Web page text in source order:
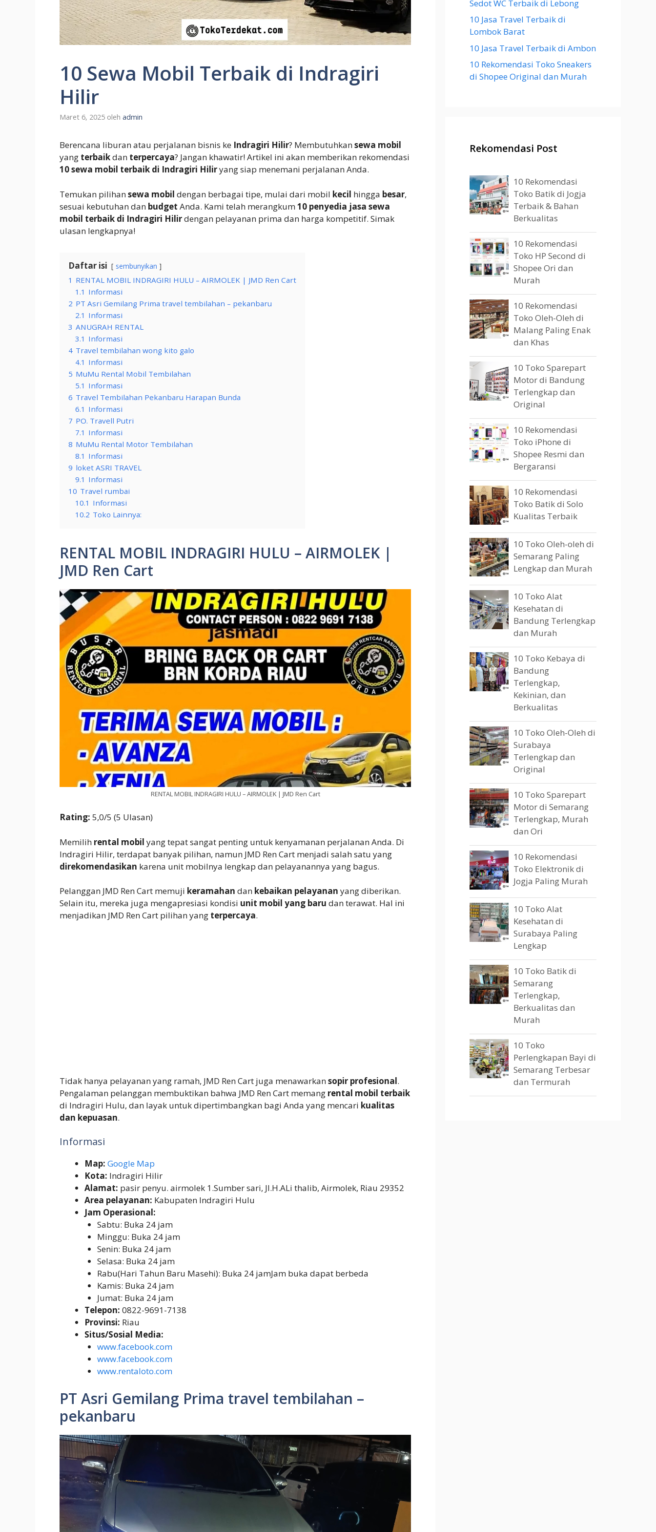
10 Sewa Mobil Terbaik di Indragiri
Hilir
Maret 6, 2025 oleh admin
Berencana liburan atau perjalanan bisnis ke Indragiri Hilir? Membutuhkansewa mobil
yang terbaikdan terpercaya? Jangan khawatir! Artikel ini akan memberikan rekomendasi
10 sewa mobil terbaik di Indragiri Hiliryang siap menemani perjalanan Anda.
Temukan pilihansewa mobil dengan berbagai tipe, mulai dari mobil kecil hingga besar,
sesuai kebutuhan dan budget Anda. Kami telah merangkum10 penyedia jasa sewa
mobil terbaik di Indragiri Hilirdengan pelayanan prima dan harga kompetitif. Simak
ulasan lengkapnya!
Daftar isi sembunyikan
1 RENTAL MOBIL INDRAGIRI HULU – AIRMOLEK | JMD Ren Cart
1.1 Informasi
2 PT Asri Gemilang Prima travel tembilahan – pekanbaru
2.1 Informasi
3 ANUGRAH RENTAL
3.1 Informasi
4 Travel tembilahan wong kito galo
4.1 Informasi
5 MuMu Rental Mobil Tembilahan
5.1 Informasi
6 Travel Tembilahan Pekanbaru Harapan Bunda
6.1 Informasi
7 PO. Travell Putri
7.1 Informasi
8 MuMu Rental Motor Tembilahan
8.1 Informasi
9 loket ASRI TRAVEL
9.1 Informasi
10 Travel rumbai
10.1 Informasi
10.2 Toko Lainnya:
RENTAL MOBIL INDRAGIRI HULU – AIRMOLEK |
JMD Ren Cart
RENTAL MOBIL INDRAGIRI HULU – AIRMOLEK | JMD Ren Cart
Rating: 5,0/5 (5 Ulasan)
Memilih rental mobil yang tepat sangat penting untuk kenyamanan perjalanan Anda. Di
Indragiri Hilir, terdapat banyak pilihan, namun JMD Ren Cart menjadi salah satu yang
direkomendasikan karena unit mobilnya lengkap dan pelayanannya yang bagus.
Pelanggan JMD Ren Cart memuji keramahan dan kebaikan pelayanan yang diberikan.
Selain itu, mereka juga mengapresiasi kondisi unit mobil yang baru dan terawat. Hal ini
menjadikan JMD Ren Cart pilihan yang terpercaya.
Tidak hanya pelayanan yang ramah, JMD Ren Cart juga menawarkansopir profesional.
Pengalaman pelanggan membuktikan bahwa JMD Ren Cart memang rental mobil terbaik
di Indragiri Hulu, dan layak untuk dipertimbangkan bagi Anda yang mencari kualitas
dan kepuasan.
Informasi
Map: Google Map
Kota: Indragiri Hilir
Alamat: pasir penyu. airmolek 1.Sumber sari, Jl.H.ALi thalib, Airmolek, Riau 29352
Area pelayanan: Kabupaten Indragiri Hulu
Jam Operasional:
Sabtu: Buka 24 jam
Minggu: Buka 24 jam
Senin: Buka 24 jam
Selasa: Buka 24 jam
Rabu(Hari Tahun Baru Masehi): Buka 24 jamJam buka dapat berbeda
Kamis: Buka 24 jam
Jumat: Buka 24 jam
Telepon: 0822-9691-7138
Provinsi: Riau
Situs/Sosial Media:
www.facebook.com
www.facebook.com
www.rentaloto.com
PT Asri Gemilang Prima travel tembilahan –
pekanbaru
Sedot WC Terbaik di Lebong
10 Jasa Travel Terbaik di
Lombok Barat
10 Jasa Travel Terbaik di Ambon
10 Rekomendasi Toko Sneakers
di Shopee Original dan Murah
Rekomendasi Post
10 Rekomendasi
Toko Batik di Jogja
Terbaik & Bahan
Berkualitas
10 Rekomendasi
Toko HP Second di
Shopee Ori dan
Murah
10 Rekomendasi
Toko Oleh-Oleh di
Malang Paling Enak
dan Khas
10 Toko Sparepart
Motor di Bandung
Terlengkap dan
Original
10 Rekomendasi
Toko iPhone di
Shopee Resmi dan
Bergaransi
10 Rekomendasi
Toko Batik di Solo
Kualitas Terbaik
10 Toko Oleh-oleh di
Semarang Paling
Lengkap dan Murah
10 Toko Alat
Kesehatan di
Bandung Terlengkap
dan Murah
10 Toko Kebaya di
Bandung
Terlengkap,
Kekinian, dan
Berkualitas
10 Toko Oleh-Oleh di
Surabaya
Terlengkap dan
Original
10 Toko Sparepart
Motor di Semarang
Terlengkap, Murah
dan Ori
10 Rekomendasi
Toko Elektronik di
Jogja Paling Murah
10 Toko Alat
Kesehatan di
Surabaya Paling
Lengkap
10 Toko Batik di
Semarang
Terlengkap,
Berkualitas dan
Murah
10 Toko
Perlengkapan Bayi di
Semarang Terbesar
dan Termurah